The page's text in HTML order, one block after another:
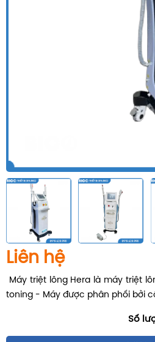
Liên hệ
Máy triệt lông Hera là máy triệt
toning - Máy được phân phối bởi
Số